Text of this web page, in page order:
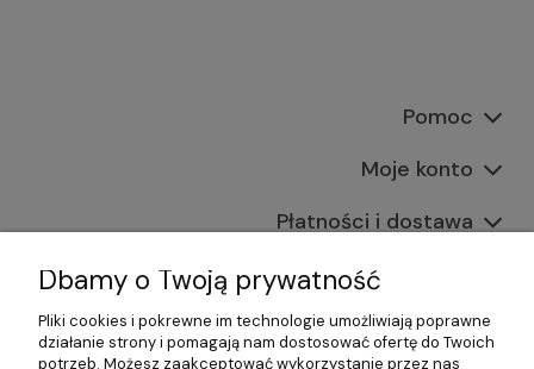
Pomoc
Moje konto
Płatności i dostawa
Informacje
O nas
Dbamy o Twoją prywatność
Pliki cookies i pokrewne im technologie umożliwiają poprawne
działanie strony i pomagają nam dostosować ofertę do Twoich
potrzeb. Możesz zaakceptować wykorzystanie przez nas